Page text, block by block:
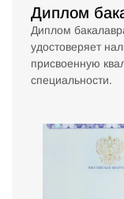
Диплом
Диплом
удостоверяет
присвоенную
специальности.